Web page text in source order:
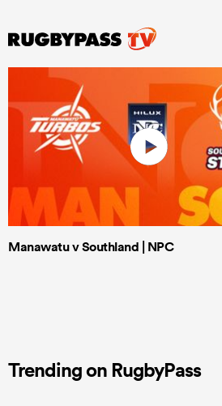
Manawatu v Southland | NPC
Trending on RugbyPass